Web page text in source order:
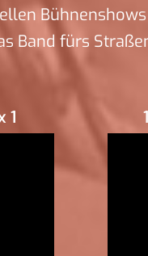
Band fürs
1